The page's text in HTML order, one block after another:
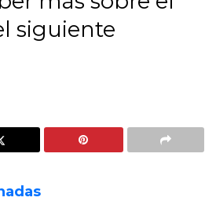
siguiente